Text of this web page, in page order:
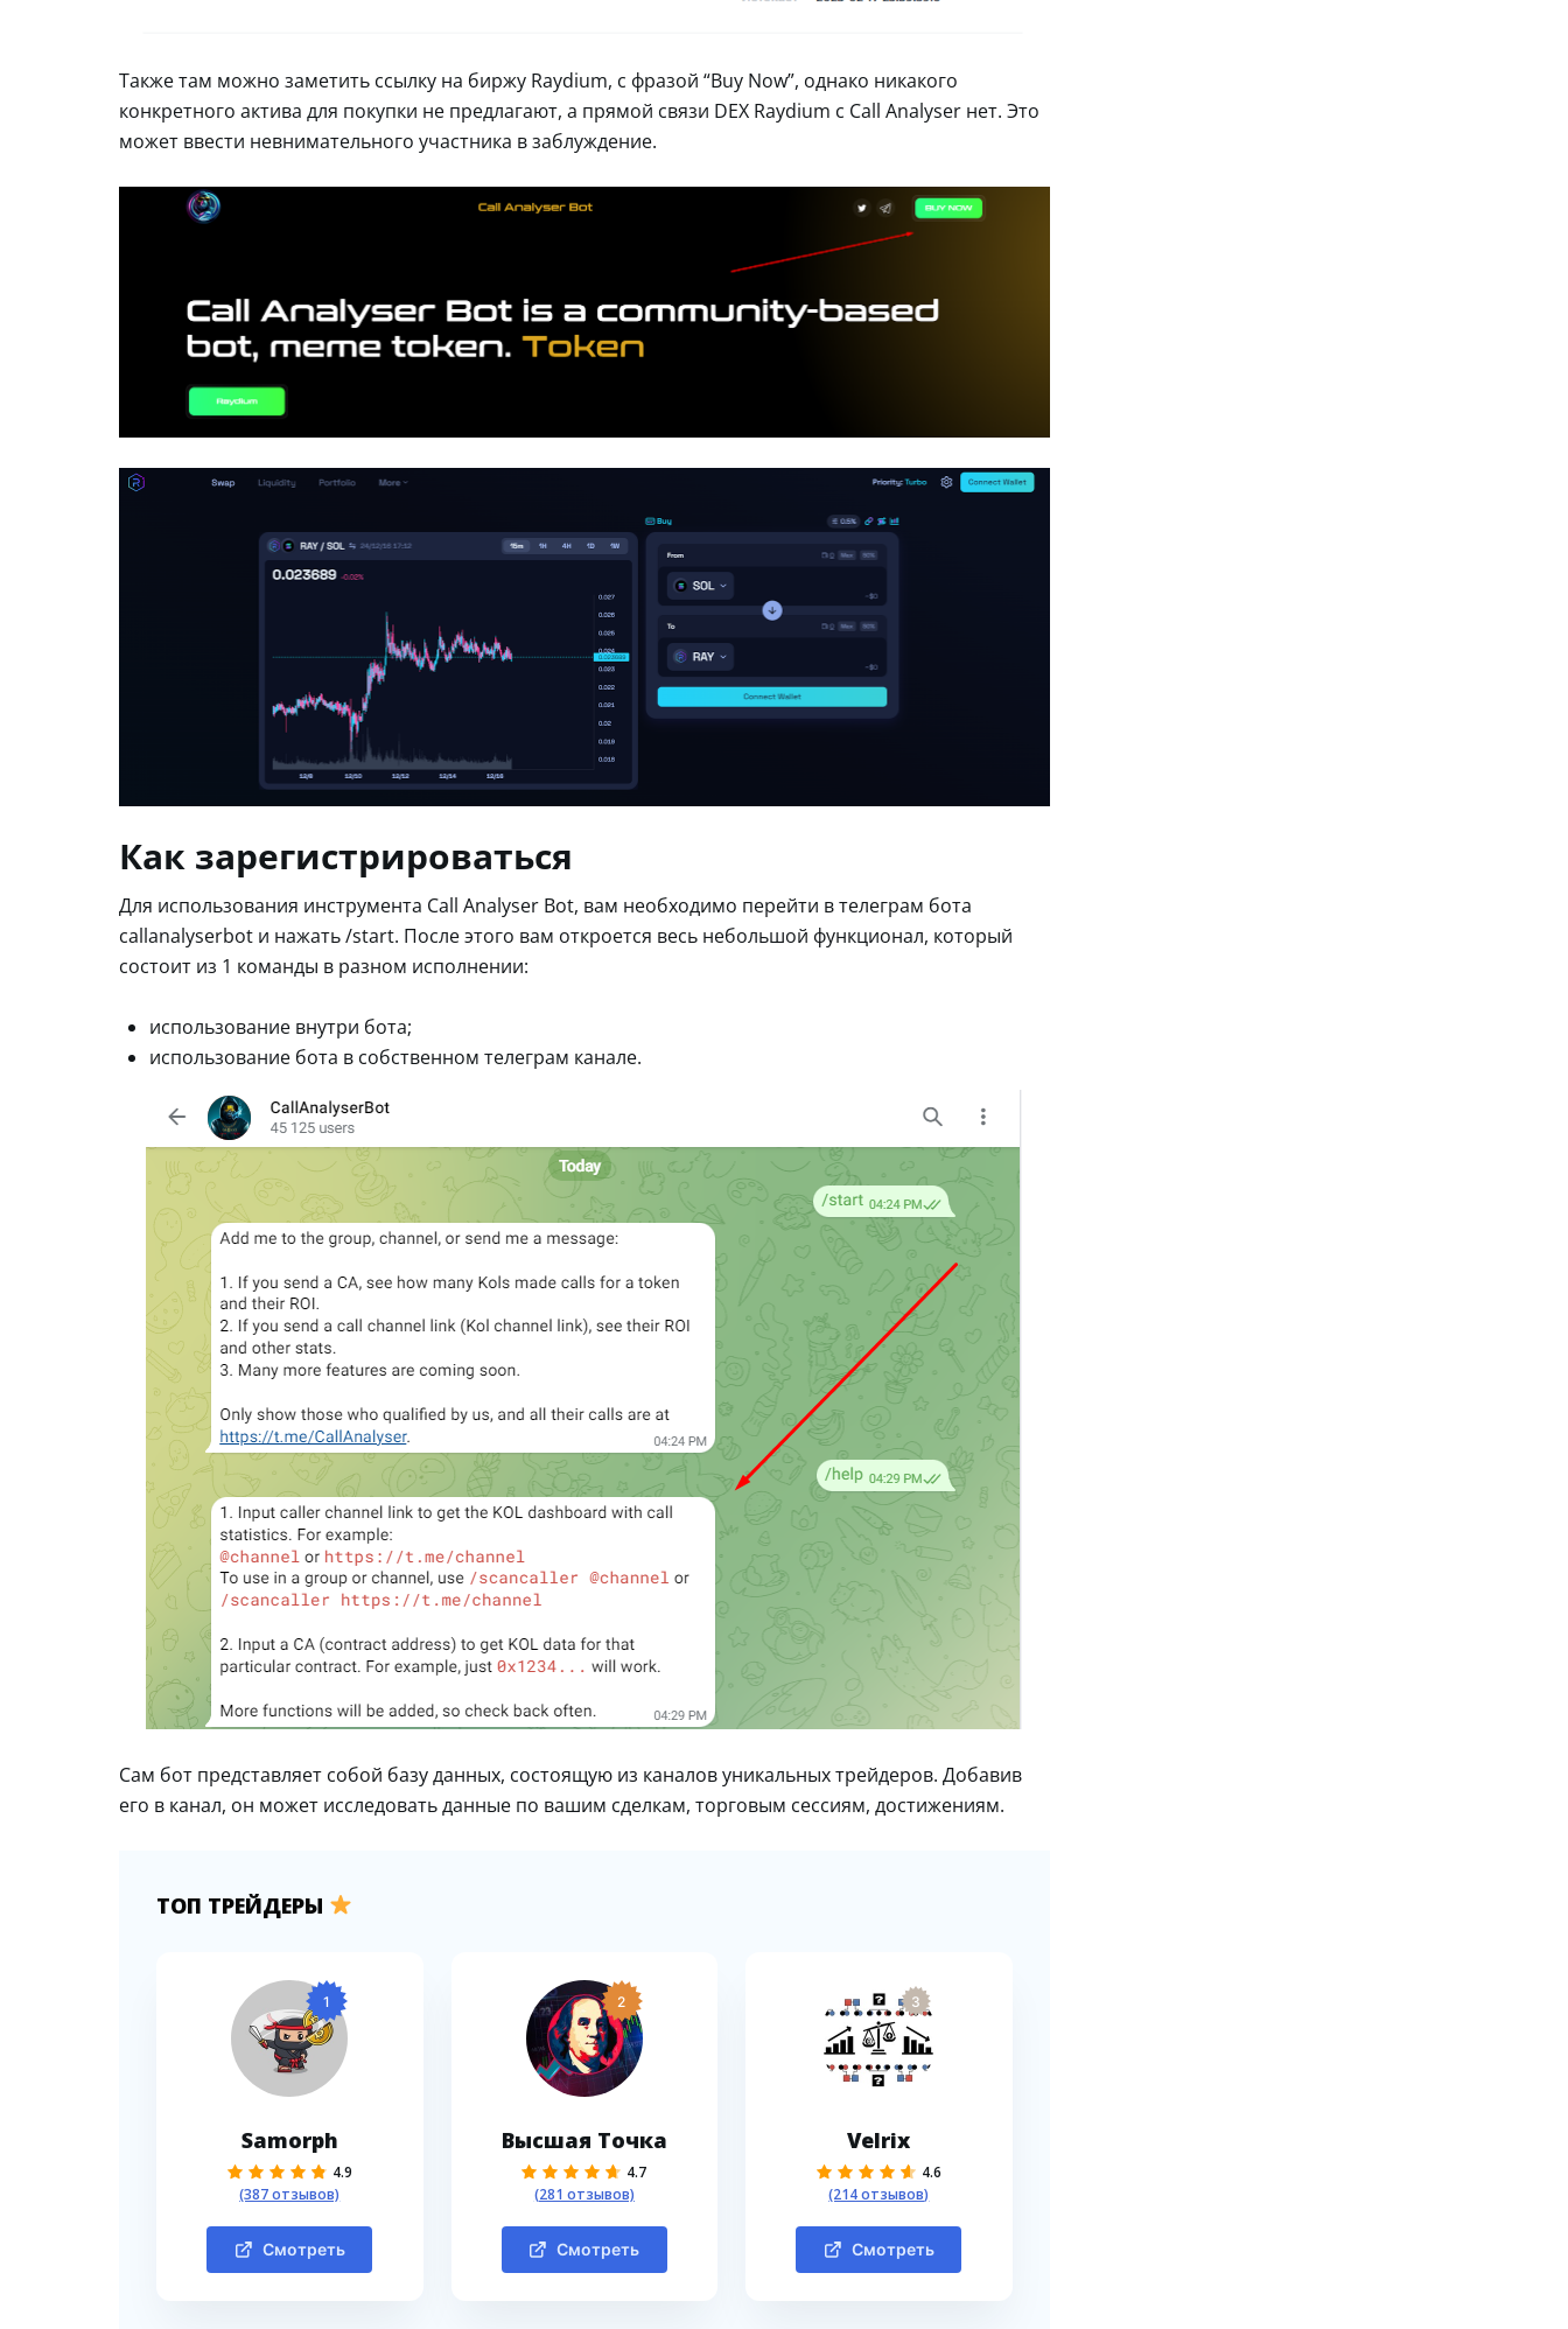
Также там можно заметить ссылку на биржу Raydium, с фразой “Buy Now”, однако никакого
конкретного актива для покупки не предлагают, а прямой связи DEX Raydium с Call Analyser нет. Это
может ввести невнимательного участника в заблуждение.
Как зарегистрироваться
Для использования инструмента Call Analyser Bot, вам необходимо перейти в телеграм бота
callanalyserbot и нажать /start. После этого вам откроется весь небольшой функционал, который
состоит из 1 команды в разном исполнении:
использование внутри бота;
использование бота в собственном телеграм канале.
Сам бот представляет собой базу данных, состоящую из каналов уникальных трейдеров. Добавив
его в канал, он может исследовать данные по вашим сделкам, торговым сессиям, достижениям.
ТОП ТРЕЙДЕРЫ
1
Samorph
4.9
(387 отзывов)
Смотреть
2
Высшая Точка
4.7
(281 отзывов)
Смотреть
3
Velrix
4.6
(214 отзывов)
Смотреть